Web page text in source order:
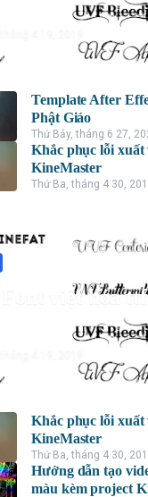
Template After
Phật Giáo
Thứ Bảy, tháng 6 27,
Khắc phục lỗi xuất
KineMaster
Thứ Ba, tháng 4 30,
Font việt hóa ttf
Khắc phục lỗi xuất
KineMaster
Thứ Ba, tháng 4 30,
Hướng dẫn tạo
màu kèm project